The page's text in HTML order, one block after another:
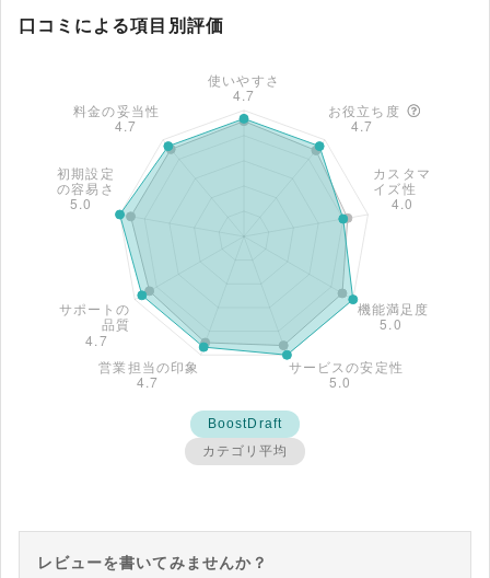
口コミによる項目別評価
BoostDraft
カテゴリ平均
レビューを書いてみませんか？